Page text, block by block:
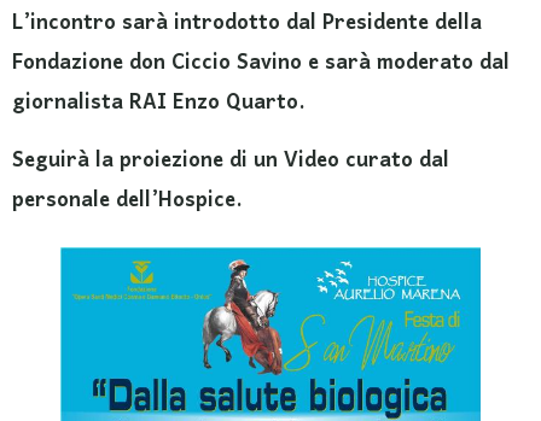
L’incontro sarà introdotto dal Presidente della
Fondazione don Ciccio Savino e sarà moderato dal
giornalista RAI Enzo Quarto.
Seguirà la proiezione di un Video curato dal
personale dell’Hospice.